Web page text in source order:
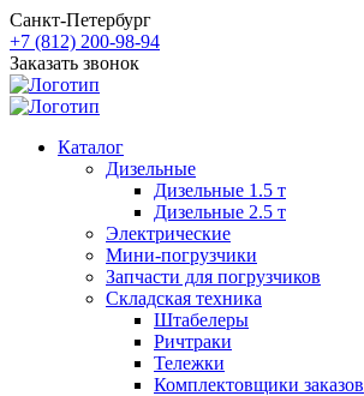
Санкт-Петербург
+7 (812) 200-98-94
Заказать звонок
Каталог
Дизельные
Дизельные 1.5 т
Дизельные 2.5 т
Электрические
Мини-погрузчики
Запчасти для погрузчиков
Складская техника
Штабелеры
Ричтраки
Тележки
Комплектовщики заказов